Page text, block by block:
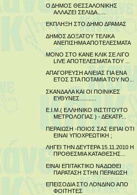
Ο ΔΗΜΟΣ ΘΕΣΣΑΛΟΝΙΚΗΣ
ΑΛΛΑΖΕΙ ΣΕΛΙΔΑ......
ΕΚΠΛΗΞΗ ΣΤΟ ΔΗΜΟ ΔΡΑΜΑΣ
ΔΗΜΟΣ ΔΟΞΑΤΟΥ ΤΕΛΙΚΑ
ΑΝΕΠΙΣΗΜΑ ΑΠΟΤΕΛΕΣΜΑΤΑ
ΜΟΝΟ ΣΤΟ ΚΑΝΕ ΚΛΙΚ ΣΕ ΛΙΓΟ
LIVE ΑΠΟΤΕΛΕΣΜΑΤΑ TOY ...
ΑΠΑΓΟΡΕΥΣΗ ΑΛΙΕΙΑΣ ΓΙΑ ΕΝΑ
ΕΤΟΣ ΣΤΑ ΠΟΤΑΜΙΑ ΤΟΥ ΝΟ...
ΣΚΑΝΔΑΛΑ ΚΑΙ ΟΙ ΠΟΙΝΙΚΕΣ
ΕΥΘΥΝΕΣ...........
Ε.Ι.Μ.( ΕΛΛΗΝΙΚΟ ΙΝΣΤΙΤΟΥΤΟ
ΜΕΤΡΟΛΟΓΙΑΣ ) - ΔΕΚΑΤΡ...
ΠΕΡΑΙΩΣΗ -ΠΟΙΟΣ ΣΑΣ ΕΙΠΑΙ ΟΤΙ
ΕΙΝΑΙ ΥΠΟΧΡΕΩΤΙΚΗ ;
ΛΗΓΕΙ ΤΗΝ ΔΕΥΤΕΡΑ 15.11.2010 Η
ΠΡΟΘΕΣΜΙΑ ΚΑΤΑΘΕΣΗΣ...
ΕΙΝΑΙ ΕΠΙΤΑΚΤΙΚΟ ΝΑ ΔΩΘΕΙ
ΠΑΡΑΤΑΣΗ ΣΤΗΝ ΠΕΡΑΙΩΣΗ
ΕΠΕΙΣΟΔΙΑ ΣΤΟ ΛΟΝΔΙΝΟ ΑΠΟ
ΦΟΙΤΗΤΕΣ